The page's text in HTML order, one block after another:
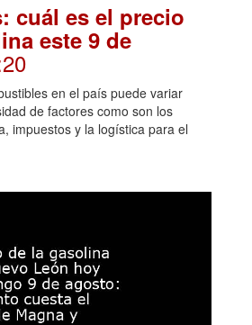
cuál es el precio
este 9 de
en el país puede variar
de factores como son los
impuestos y la logística para el